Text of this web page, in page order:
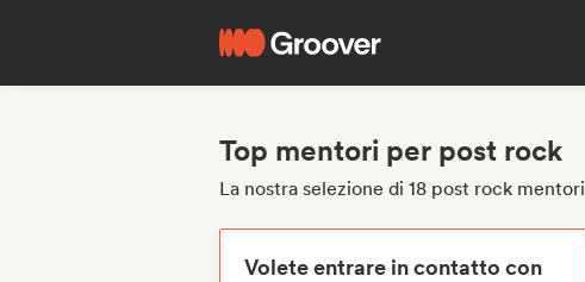
Top mentori per post rock
La nostra selezione di 18 post rock mentori
Volete entrare in contatto con